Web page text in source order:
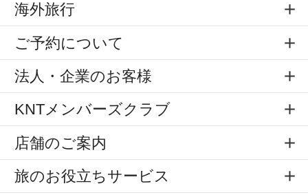
海外旅行
ご予約について
法人・企業のお客様
KNTメンバーズクラブ
店舗のご案内
旅のお役立ちサービス